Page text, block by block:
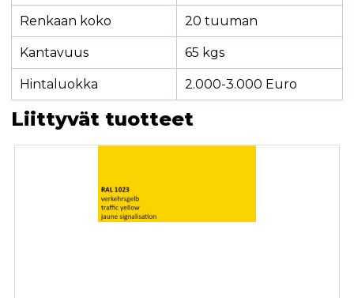
Renkaan koko 20 tuuman
Kantavuus 65 kgs
Hintaluokka 2.000-3.000 Euro
Liittyvät tuotteet